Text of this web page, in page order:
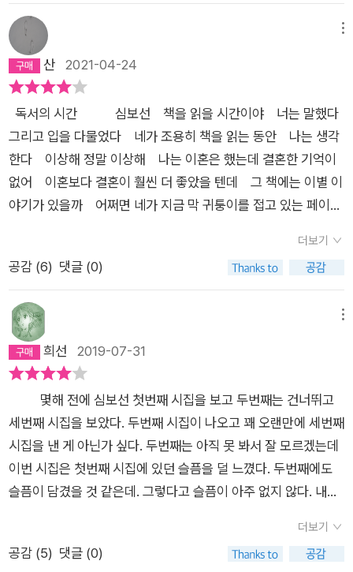
하는 「마치 혀가 없는 것처럼」은 언어 속에 담긴 인류의 불멸성에
대한 탐구를 다각도로 분석 해석하고 있다. 혀 감옥도 등장하고
숟가락으로 혀를 누르고 말을 하려고 시도하는 시인의 행위도 자
동 연상되어 이 시는 다체험 시라고 말해도 좋겠다. 인식과 세상
의 관계를 우화적으로 그린 파크리트 쥔스킨트의 디스토피아적
인 단편 <장인 뮈사르의 유언>이 떠오르기도 했다. 18세기 프랑
스에서 성공한 보석 세공업자인 뮈사르는 자신의 정원에서 돌조
개를 우연히 발견하고 조개가 인간과 세계의 연원이며 모든 것은
조개로 돌아간다고 추론하고 진실을 파헤쳐 들어간다. 「브라운이
에 들어있던 불행의 글귀(“희망은 그대 영혼의 가장 비극적인 부
분이다”)를 발견하고 AFOCOO에 상담 이메일을 보내면서 시작
된다. 그가 행운의 문구 작성자인 Brown Gee(地)와 이메일을
주고받게 되면서 상황은 흥미진진해진다. 행운과 불행은 상호보
완의 관계가 아니다. Brown Gee가 5만 개의 행운 속에 5백 개
의 불행(소음 or 적막)을 심어 자신의 모순과 세계의 모순을 전파
계다. Then Brown과 Brown Gee도 그런 관계라는 중첩의 의
미도 음미해 볼 수 있는데, 심보선이 자주 시에서 내보이는 동양
인으로서 느끼는 비애와 정서도 녹아있는 매우 훌륭한 소설시이
기도 하다. 이 시 바로 뒤에 이어지는 「리던던시」가 제목은 외국
어 같은 느낌인데 반해 내용은 “아라리 던던시롬” 같이 토속어
만한 작품이 꽤 많다. 2012년 작고한 비스와바 쉼보르스카를 굳
날아오나 신은 언제 죽나 그나저나 당신은…… (전문 28~29
쪽) 이게 뭐 좋다거나 시집의 핵심이 된다거나 해서 인용하는 게
아니라, 비교적 짧아 전문을 옮길 수 있는 몇 안 되는 작품이기 때
문이기도 하다. 지지난밤에는 우리 둘이 서로 사랑을 해 몸을 섞
데, 지금은 그것도 다 사라져 내가 사람인지 아닌지 잘 모르겠고,
아 이 다음부터가 문젠데, “눈꺼풀은 지그시 닫히고 / 무릎은 가
만히 펴”진 상태가 과연 어떤 자세인지 헷갈린다. 일반적으로 생
각해서 눈꺼풀이 지그시 닫히면서 동시에 무릎을 가만히 편다면,
이거 어떻게 본격적으로 야한 자세를 취하기 전에 흔히 시작하는
포즈? 이 상태에서 가만히 가만히, 소토 보체, 펴진 무릎만 옆으
로 세우면 완전히 자세 나오는 거 아냐? 좋다, 그렇게 감안하고
기는 하나? 신은 언제 죽지? 여기서 말하는 신이 뭐지? 세상 온
종교에서 말하는 신, 즉 하느님을 말하는 것인지, 시의 첫 부분에
서 얘기했듯이 내가 오래 바라보던 당신의 두 눈알을 말하는 것인
지 흠, 잘 모르겠다. 여기서 한 발 더 뗀다. 그나저나 당신은, 언제
죽나? 즉, 최종적으로 알고 싶었던 것이, 당신이 언제 죽는지 하
는 거야? 즉, 한때 서로 사랑을 나누던 우리가 해체되어 이제 언
제 당신이 죽어버리는지 그걸 오늘은 잘 모르겠다는, 것. 설마 이
건 아니겠지. 그러나 내가 읽기에 시집의 전반은 주로 외로움이나
그리움, 각운을 맞춰 “움”으로 끝나지만 엄연히 “외로움”과 “그
등장한다. “형은 어쩌면 신부님이 됐을 거야. / 오늘 어느 신부님
을 만났는데 형 생각이 났어. / 나이가 나보다 두 살 많았는데 / 나
산 2021-04-24
독서의 시간 심보선​​ 책을 읽을 시간이야 너는 말했다
그리고 입을 다물었다 네가 조용히 책을 읽는 동안​ 나는 생각
한다 이상해 정말 이상해 나는 이혼은 했는데 결혼한 기억이
없어 이혼보다 결혼이 훨씬 더 좋았을 텐데​ 그 책에는 이별 이
야기가 있을까 어쩌면 네가 지금 막 귀퉁이를 접고 있는 페이지
국 같은 종류의 죽음이라는 사실에 대해​ 우리는 키스할 때 서
로의 혀를 접으려고 애쓴다​ 무언가 그 무언가를 표시하기 위
는 천성 바깥에서 너와 함께 일생을 헤맬 것이다​ 돌아가고 싶다
떠나가고 싶은 것과 무관하게​ 어디론가 그 어디론가​
시집[오늘은 잘 모르겠어] 중에서​​​ 출근 시간이 좀 늦었지 뭐야.
나면 어쩌나 싶어서 빼어든 시집이 심보선의 『오늘은 잘 모르겠
어』 였어. 나란히 꽂힌 세 권의 시집 중 가장 최근 것으로 고른 셈
이지. 그렇게 허겁지겁 출발했고 조금 늦어서 허둥대다가 보도블
록 튀어나온 걸 못 보고 몇 번이나 넘어질 뻔했지 뭐야. 작년 겨울
에 사고 이후로 얼마나 다치는 걸 무서워하는데, 걸음걸음마다 조
심하고는 해도 원체 잘 넘어지는 걸음걸이는 자주 위태위태해. 아
무리 조심했어도 무르팍이 성하지 않는 걸 보면 몇 번 넘어지기도
더보기
공감 (6) 댓글 (0)
희선 2019-07-31
몇해 전에 심보선 첫번째 시집을 보고 두번째는 건너뛰고
세번째 시집을 보았다. 두번째 시집이 나오고 꽤 오랜만에 세번째
시집을 낸 게 아닌가 싶다. 두번째는 아직 못 봐서 잘 모르겠는데
이번 시집은 첫번째 시집에 있던 슬픔을 덜 느꼈다. 두번째에도
슬픔이 담겼을 것 같은데. 그렇다고 슬픔이 아주 없지 않다. 내가
가 잘 모르는 걸지도. 처음 말하는 건 아니지만, 난 조금 느끼지
못하는 감정이 있는 듯하다. 내가 경험하지 못해서 그런 걸까. 결
더보기
공감 (5) 댓글 (0)